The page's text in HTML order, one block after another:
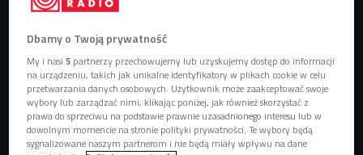
Sztuczna inteligencja i prawo autorskie Foto: Shutterstock
Sam styl, estetyka czy konwencja tworzenia nie podlegają
ochronie prawa autorskiego. Jednak umiejętności modeli
Dbamy o Twoją prywatność
My i nasi5 partnerzy przechowujemy lub uzyskujemy dostęp do informacji
na urządzeniu, takich jak unikalne identyfikatory w plikach cookie w celu
przetwarzania danych osobowych. Użytkownik może zaakceptować swoje
wybory lub zarządzać nimi, klikając poniżej, jak również skorzystać z
prawa do sprzeciwu na podstawie prawnie uzasadnionego interesu lub w
dowolnym momencie na stronie polityki prywatności. Te wybory będą
sygnalizowane naszym partnerom i nie będą miały wpływu na dane